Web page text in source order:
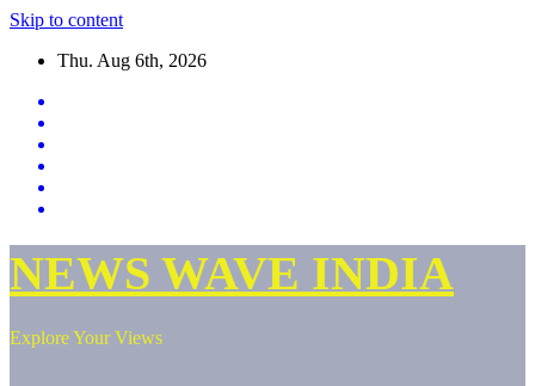
Skip to content
Thu. Aug 6th, 2026
NEWS WAVE INDIA
Explore Your Views